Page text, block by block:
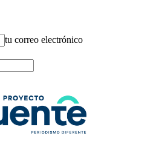
tu correo electrónico